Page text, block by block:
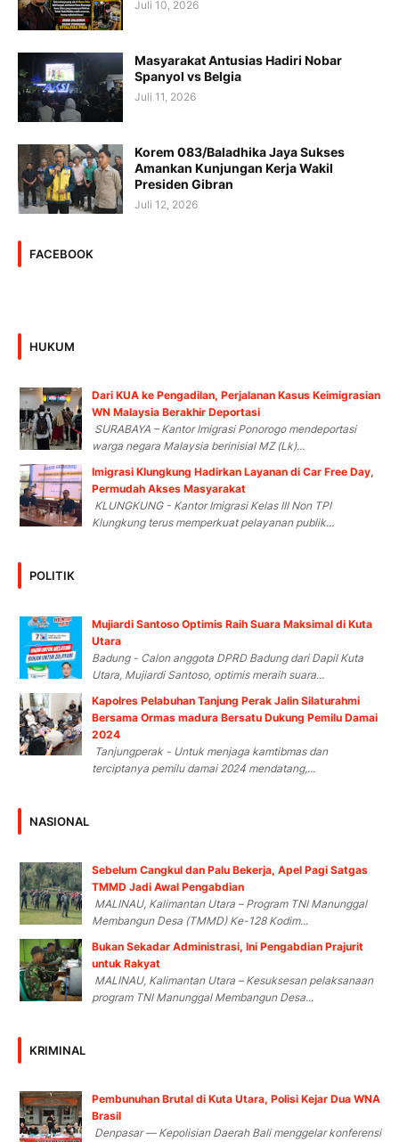
Juli 10, 2026
Masyarakat Antusias Hadiri Nobar
Spanyol vs Belgia
Juli 11, 2026
Korem 083/Baladhika Jaya Sukses
Amankan Kunjungan Kerja Wakil
Presiden Gibran
Juli 12, 2026
FACEBOOK
HUKUM
Dari KUA ke Pengadilan, Perjalanan Kasus Keimigrasian
WN Malaysia Berakhir Deportasi
SURABAYA – Kantor Imigrasi Ponorogo mendeportasi
warga negara Malaysia berinisial MZ (Lk)...
Imigrasi Klungkung Hadirkan Layanan di Car Free Day,
Permudah Akses Masyarakat
KLUNGKUNG - Kantor Imigrasi Kelas III Non TPI
Klungkung terus memperkuat pelayanan publik...
POLITIK
Mujiardi Santoso Optimis Raih Suara Maksimal di Kuta
Utara
Badung - Calon anggota DPRD Badung dari Dapil Kuta
Utara, Mujiardi Santoso, optimis meraih suara...
Kapolres Pelabuhan Tanjung Perak Jalin Silaturahmi
Bersama Ormas madura Bersatu Dukung Pemilu Damai
2024
Tanjungperak - Untuk menjaga kamtibmas dan
terciptanya pemilu damai 2024 mendatang,...
NASIONAL
Sebelum Cangkul dan Palu Bekerja, Apel Pagi Satgas
TMMD Jadi Awal Pengabdian
MALINAU, Kalimantan Utara – Program TNI Manunggal
Membangun Desa (TMMD) Ke-128 Kodim...
Bukan Sekadar Administrasi, Ini Pengabdian Prajurit
untuk Rakyat
MALINAU, Kalimantan Utara – Kesuksesan pelaksanaan
program TNI Manunggal Membangun Desa...
KRIMINAL
Pembunuhan Brutal di Kuta Utara, Polisi Kejar Dua WNA
Brasil
Denpasar — Kepolisian Daerah Bali menggelar konferensi